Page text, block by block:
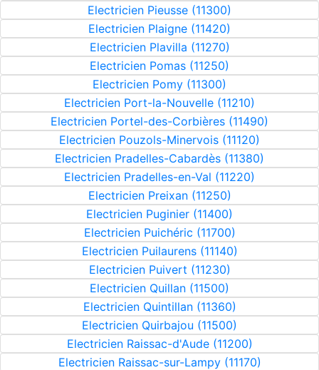
Electricien Pieusse (11300)
Electricien Plaigne (11420)
Electricien Plavilla (11270)
Electricien Pomas (11250)
Electricien Pomy (11300)
Electricien Port-la-Nouvelle (11210)
Electricien Portel-des-Corbières (11490)
Electricien Pouzols-Minervois (11120)
Electricien Pradelles-Cabardès (11380)
Electricien Pradelles-en-Val (11220)
Electricien Preixan (11250)
Electricien Puginier (11400)
Electricien Puichéric (11700)
Electricien Puilaurens (11140)
Electricien Puivert (11230)
Electricien Quillan (11500)
Electricien Quintillan (11360)
Electricien Quirbajou (11500)
Electricien Raissac-d'Aude (11200)
Electricien Raissac-sur-Lampy (11170)